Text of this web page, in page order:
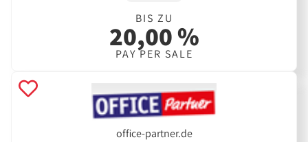
BIS ZU
20,00 %
PAY PER SALE
office-partner.de